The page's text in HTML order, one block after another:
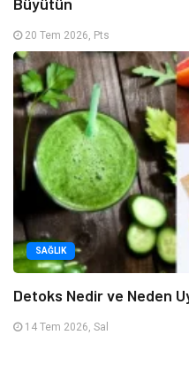
20 Tem 2026, Pts
SAĞLIK
Detoks Nedir ve Neden
14 Tem 2026, Sal